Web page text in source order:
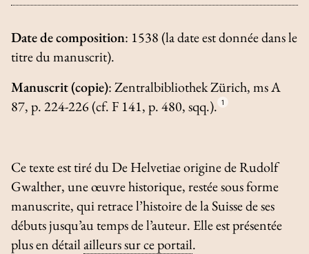
Date de composition: 1538 (la date est donnée dans le
titre du manuscrit).
Manuscrit (copie): Zentralbibliothek Zürich, ms A
87, p. 224-226 (cf. F 141, p. 480, sqq.). 1
Ce texte est tiré duDe Helvetiae originede Rudolf
Gwalther, une œuvre historique, restée sous forme
manuscrite, qui retrace l’histoire de la Suisse de ses
débuts jusqu’au temps de l’auteur. Elle est présentée
plus en détailailleurs sur ce portail.